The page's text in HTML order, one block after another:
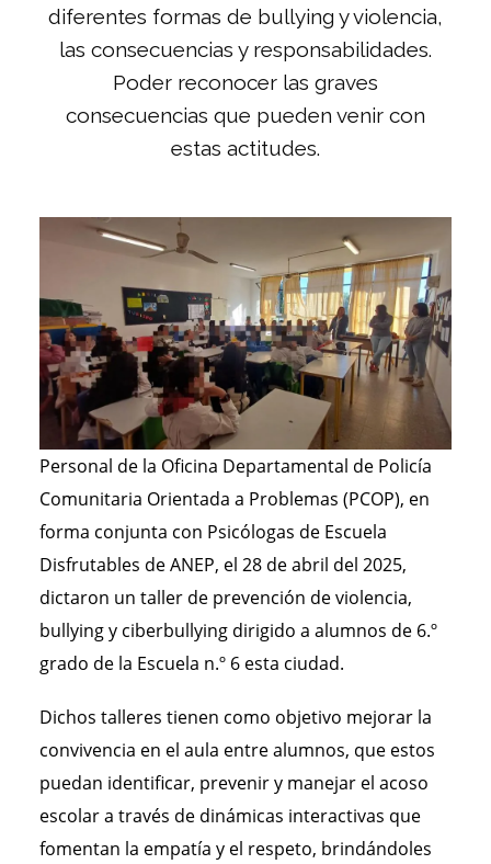
diferentes formas de bullying y violencia,
las consecuencias y responsabilidades.
Poder reconocer las graves
consecuencias que pueden venir con
estas actitudes.
Personal de la Oficina Departamental de Policía
Comunitaria Orientada a Problemas (PCOP), en
forma conjunta con Psicólogas de Escuela
Disfrutables de ANEP, el 28 de abril del 2025,
dictaron un taller de prevención de violencia,
bullying y ciberbullying dirigido a alumnos de 6.º
grado de la Escuela n.º 6 esta ciudad.
Dichos talleres tienen como objetivo mejorar la
convivencia en el aula entre alumnos, que estos
puedan identificar, prevenir y manejar el acoso
escolar a través de dinámicas interactivas que
fomentan la empatía y el respeto, brindándoles